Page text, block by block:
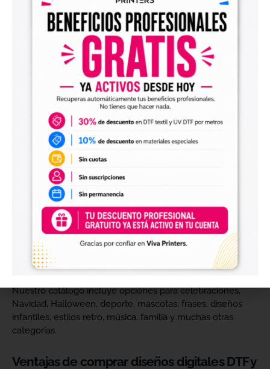
Diseños digitales para impresión UV DTF
También encontrarás diseños digitales para UV DTF
perfectos para personalizar vasos, botellas, termos, cajas,
envases, artículos promocionales y otras superficies rígidas
Estos diseños permiten incorporar nuevas opciones a tu
catálogo de personalización de objetos y preparar
producciones propias utilizando tu impresora UV DTF o tu
proveedor habitual de impresión.
Archivos digitales para negocios de
personalización
Comprar diseños digitales es una solución práctica para
profesionales que quieren ahorrar tiempo, renovar su
catálogo y ofrecer más variedad de productos a sus
clientes. Podrás escoger diseños de diferentes estilos,
temáticas, temporadas y públicos.
Nuestro catálogo incluye opciones para celebraciones,
Navidad, Halloween, deporte, mascotas, frases, diseños
infantiles, estilos retro, música, familia y muchas otras
categorías.
Ventajas de comprar diseños digitales DTF y